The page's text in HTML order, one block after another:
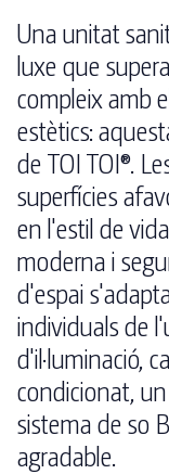
Una unitat
luxe que
compleix amb
estètics:
de TOI TOI®.
superfícies
en l'estil de
moderna i
d'espai
individuals de
d'il·luminació,
condicionat,
sistema de so
agradable.